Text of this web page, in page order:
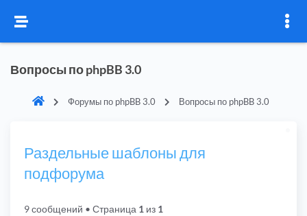
Вопросы по phpBB 3.0
Форумы по phpBB 3.0 Вопросы по phpBB 3.0
Раздельные шаблоны для
подфорума
9 сообщений • Страница 1 из 1